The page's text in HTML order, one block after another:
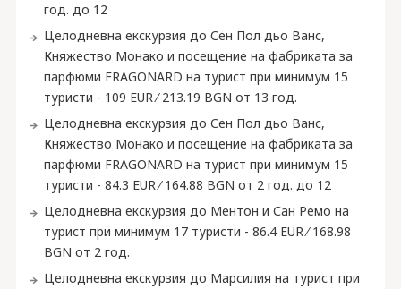
год. до 12
Целодневна екскурзия до Сен Пол дьо Ванс,
Княжество Монако и посещение на фабриката за
парфюми FRAGONARD на турист при минимум 15
туристи - 109 EUR ∕ 213.19 BGN от 13 год.
Целодневна екскурзия до Сен Пол дьо Ванс,
Княжество Монако и посещение на фабриката за
парфюми FRAGONARD на турист при минимум 15
туристи - 84.3 EUR ∕ 164.88 BGN от 2 год. до 12
Целодневна екскурзия до Ментон и Сан Ремо на
турист при минимум 17 туристи - 86.4 EUR ∕ 168.98
BGN от 2 год.
Целодневна екскурзия до Марсилия на турист при